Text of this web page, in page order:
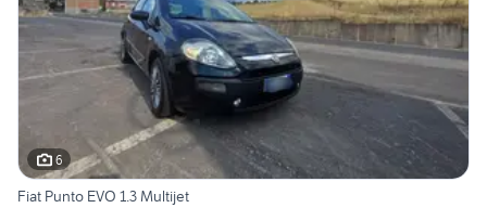
6
Fiat Punto EVO 1.3 Multijet